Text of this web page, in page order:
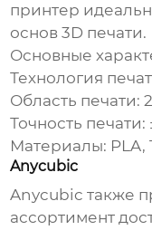
принтер
основ 3D печати.
Основные
Технология
Область печати:
Точность печати:
Материалы: PLA,
Anycubic
Anycubic также
ассортимент